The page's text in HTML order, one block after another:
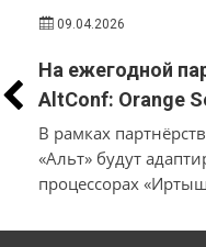
09.04.2026
На ежегодной
AltConf: Orange
СПО» и
о заключении
В рамках
«Альт» будут
процессорах
ПО на собственной